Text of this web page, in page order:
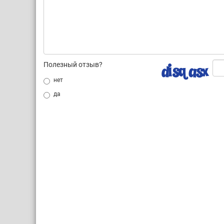
Полезный отзыв?
нет
да